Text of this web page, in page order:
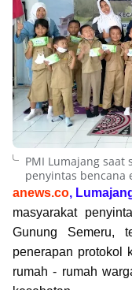
PMI Lumajang saat
penyintas bencana
anews.co,
masyarakat
Gunung Semeru,
penerapan protokol
rumah - rumah